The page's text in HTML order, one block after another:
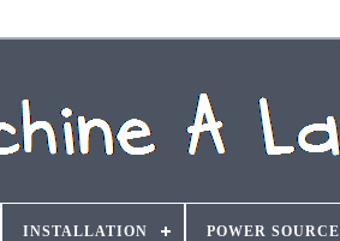
INSTALLATION POWER SOURCE